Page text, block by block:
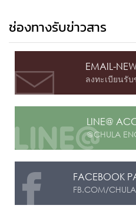
ช่องทางรับข่าวสาร
EMAIL-
ลงทะเบียนรั
LINE@
@CHULA
FACEBOOK
FB.COM/